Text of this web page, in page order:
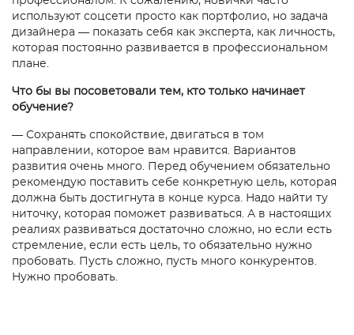
используют соцсети просто как портфолио, но задача
дизайнера — показать себя как эксперта, как личность,
которая постоянно развивается в профессиональном
плане.
Что бы вы посоветовали тем, кто только начинает
обучение?
— Сохранять спокойствие, двигаться в том
направлении, которое вам нравится.
Вариантов
развития очень много. Перед обучением обязательно
рекомендую поставить себе конкретную цель, которая
должна быть достигнута в конце курса. Надо найти ту
ниточку, которая поможет развиваться. А в настоящих
реалиях развиваться достаточно сложно, но если есть
стремление, если есть цель, то обязательно нужно
пробовать. Пусть сложно, пусть много конкурентов.
Нужно пробовать.